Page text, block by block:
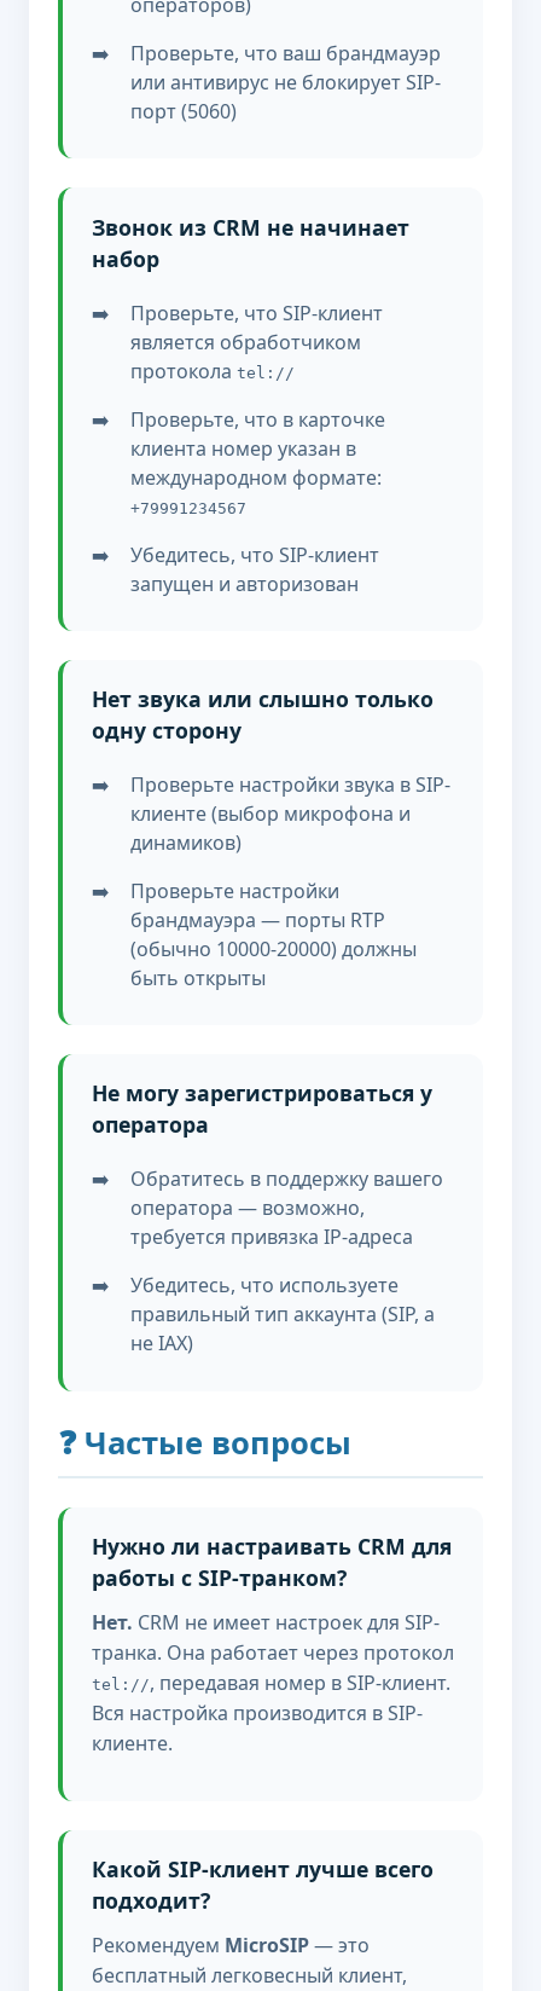
Проверьте, что ваш брандмауэр
или антивирус не блокирует SIP-
порт (5060)
Звонок из CRM не начинает
набор
Проверьте, что SIP-клиент
является обработчиком
протокола tel://
Проверьте, что в карточке
клиента номер указан в
международном формате:
+79991234567
Убедитесь, что SIP-клиент
запущен и авторизован
Нет звука или слышно только
одну сторону
Проверьте настройки звука в SIP-
клиенте (выбор микрофона и
динамиков)
Проверьте настройки
брандмауэра — порты RTP
(обычно 10000-20000) должны
быть открыты
Не могу зарегистрироваться у
оператора
Обратитесь в поддержку вашего
оператора — возможно,
требуется привязка IP-адреса
Убедитесь, что используете
правильный тип аккаунта (SIP, а
не IAX)
❓ Частые вопросы
Нужно ли настраивать CRM для
работы с SIP-транком?
Нет. CRM не имеет настроек для SIP-
транка. Она работает через протокол
tel://, передавая номер в SIP-клиент.
Вся настройка производится в SIP-
клиенте.
Какой SIP-клиент лучше всего
подходит?
Рекомендуем MicroSIP— это
бесплатный легковесный клиент,